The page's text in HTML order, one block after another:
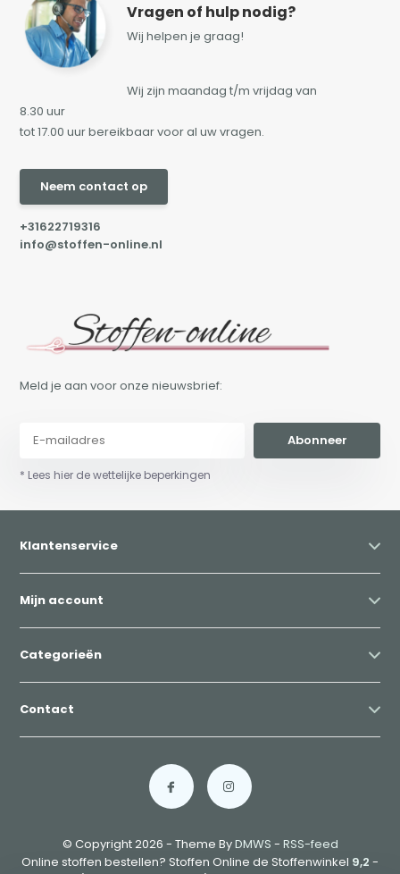
Vragen of hulp nodig?
Wij helpen je graag!
Wij zijn maandag t/m vrijdag van
8.30 uur
tot 17.00 uur bereikbaar voor al uw vragen.
Neem contact op
+31622719316
info@stoffen-online.nl
Meld je aan voor onze nieuwsbrief:
Abonneer
* Lees hier de wettelijke beperkingen
Klantenservice
Mijn account
Categorieën
Contact
© Copyright 2026 - Theme ByDMWS - RSS-feed
Online stoffen bestellen? Stoffen Online de Stoffenwinkel 9,2 -